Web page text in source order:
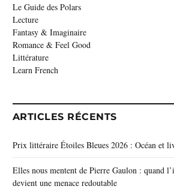
Le Guide des Polars
Lecture
Fantasy & Imaginaire
Romance & Feel Good
Littérature
Learn French
ARTICLES RÉCENTS
Prix littéraire Étoiles Bleues 2026 : Océan et
Elles nous mentent de Pierre Gaulon : quand
devient une menace redoutable